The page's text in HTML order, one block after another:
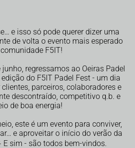
e isso só pode querer dizer uma
de volta o evento mais esperado
F5IT!
regressamos ao Oeiras Padel
do F5IT Padel Fest - um dia
parceiros, colaboradores e
descontraído, competitivo q.b. e
de boa energia!
este é um evento para conviver,
e aproveitar o início do verão da
sim - são todos bem-vindos.